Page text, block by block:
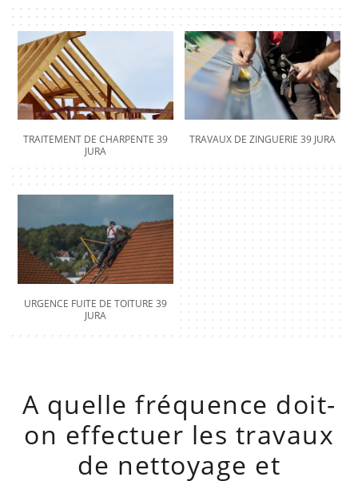
TRAITEMENT DE CHARPENTE 39
JURA
TRAVAUX DE ZINGUERIE 39 JURA
URGENCE FUITE DE TOITURE 39
JURA
A quelle fréquence doit-
on effectuer les travaux
de nettoyage et